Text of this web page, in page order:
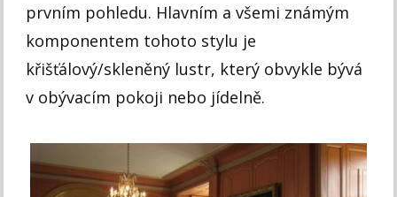
prvním pohledu. Hlavním a všemi známým
komponentem tohoto stylu je
křišťálový/skleněný lustr, který obvykle bývá
v obývacím pokoji nebo jídelně.